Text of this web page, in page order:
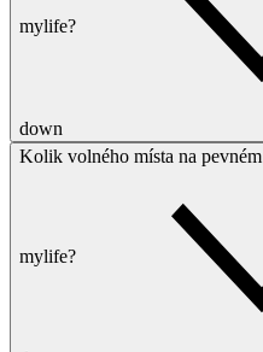
mylife?
down
Kolik volného místa na
mylife?